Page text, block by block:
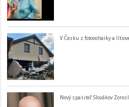
V Česku z fotovoltaiky a
Nový spasiteľ Slovákov